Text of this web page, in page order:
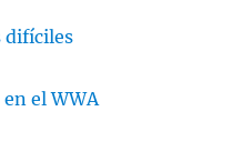
difíciles
el WWA